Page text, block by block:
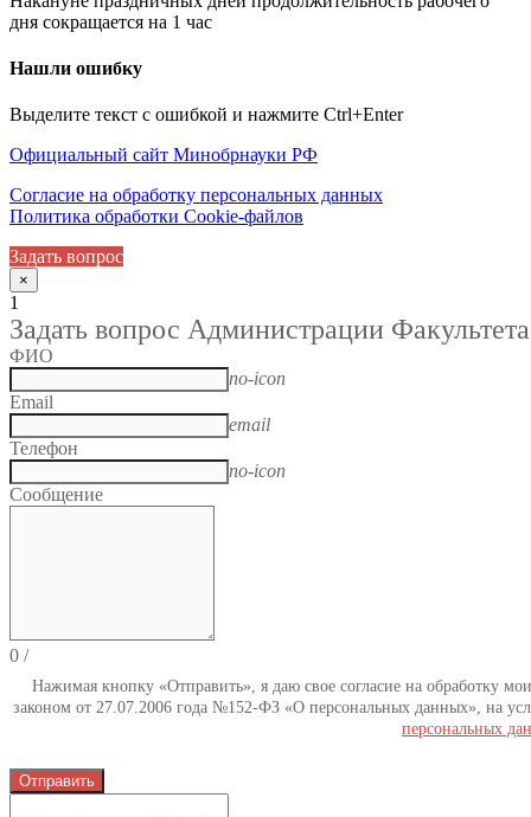
дня сокращается на 1 час
Нашли ошибку
Выделите текст с ошибкой и нажмите Ctrl+Enter
Официальный сайт Минобрнауки РФ
Согласие на обработку персональных данных
Политика обработки Cookie-файлов
Задать вопрос
×
1
Задать вопрос Администрации Факультета
ФИО
no-icon
Email
email
Телефон
no-icon
Сообщение
0 /
Нажимая кнопку «Отправить», я даю свое согласие на обработку
законом от 27.07.2006 года №152-ФЗ «О персональных данных», на
персональных
Отправить